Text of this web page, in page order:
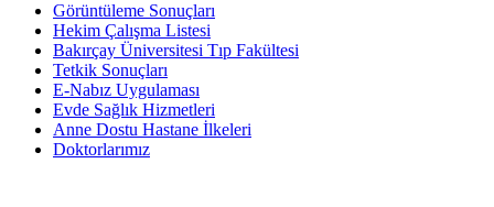
Görüntüleme Sonuçları
Hekim Çalışma Listesi
Bakırçay Üniversitesi Tıp Fakültesi
Tetkik Sonuçları
E-Nabız Uygulaması
Evde Sağlık Hizmetleri
Anne Dostu Hastane İlkeleri
Doktorlarımız